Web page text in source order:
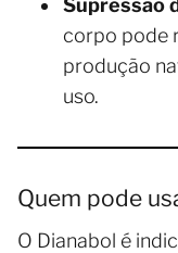
corpo pode
produção
uso.
Quem pode
O Dianabol é